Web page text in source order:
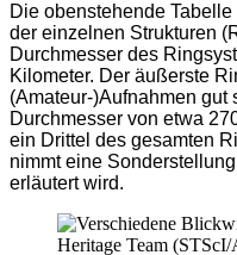
Die obenstehende
der einzelnen Strukturen
Durchmesser des
Kilometer. Der äußerste
(Amateur-)Aufnahmen gut
Durchmesser von etwa
ein Drittel des gesamten
nimmt eine
erläutert wird.